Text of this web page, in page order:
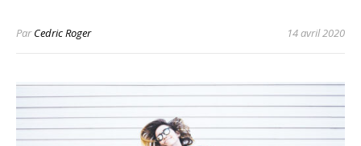
ParCedric Roger 14 avril 2020